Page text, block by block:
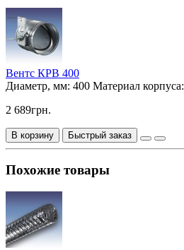
Вентс КРВ 400
Диаметр, мм: 400 Материал корпуса:
2 689грн.
В корзину Быстрый заказ
Похожие товары